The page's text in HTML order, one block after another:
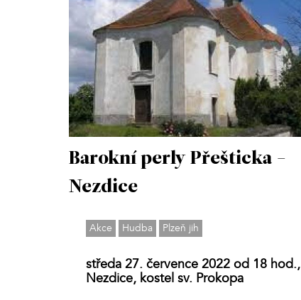
Barokní perly Přešticka -
Nezdice
Akce Hudba Plzeň jih
středa 27. července 2022 od 18 hod.,
Nezdice, kostel sv. Prokopa